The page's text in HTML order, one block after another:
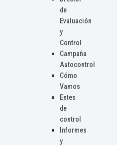
de
Evaluación
y
Control
Campaña
Autocontrol
Cómo
Vamos
Entes
de
control
Informes
y